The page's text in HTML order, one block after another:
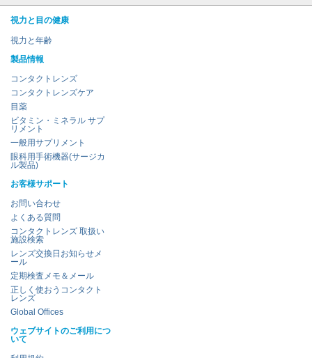
視力と目の健康
視力と年齢
製品情報
コンタクトレンズ
コンタクトレンズケア
目薬
ビタミン・ミネラル サプ
リメント
一般用サプリメント
眼科用手術機器(サージカ
ル製品)
お客様サポート
お問い合わせ
よくある質問
コンタクトレンズ 取扱い
施設検索
レンズ交換日お知らせメ
ール
定期検査メモ＆メール
正しく使おうコンタクト
レンズ
Global Offices
ウェブサイトのご利用につ
いて